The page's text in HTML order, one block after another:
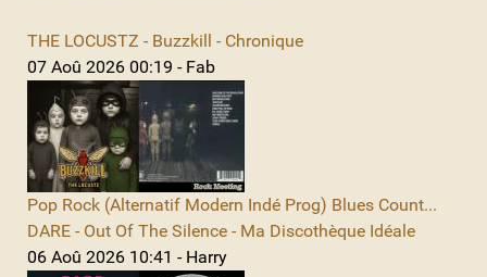
THE LOCUSTZ - Buzzkill - Chronique
07 Aoû 2026 00:19 - Fab
Pop Rock (Alternatif Modern Indé Prog) Blues Count...
DARE - Out Of The Silence - Ma Discothèque Idéale
06 Aoû 2026 10:41 - Harry